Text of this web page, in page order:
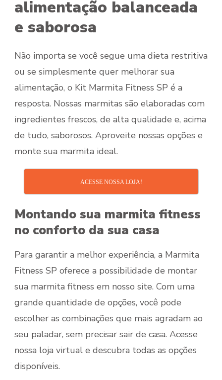
alimentação balanceada
e saborosa
Não importa se você segue uma dieta restritiva
ou se simplesmente quer melhorar sua
alimentação, o Kit Marmita Fitness SP é a
resposta. Nossas marmitas são elaboradas com
ingredientes frescos, de alta qualidade e, acima
de tudo, saborosos. Aproveite nossas opções e
monte sua marmita ideal.
ACESSE NOSSA LOJA!
Montando sua marmita fitness
no conforto da sua casa
Para garantir a melhor experiência, a Marmita
Fitness SP oferece a possibilidade de montar
sua marmita fitness em nosso site. Com uma
grande quantidade de opções, você pode
escolher as combinações que mais agradam ao
seu paladar, sem precisar sair de casa. Acesse
nossa loja virtual e descubra todas as opções
disponíveis.